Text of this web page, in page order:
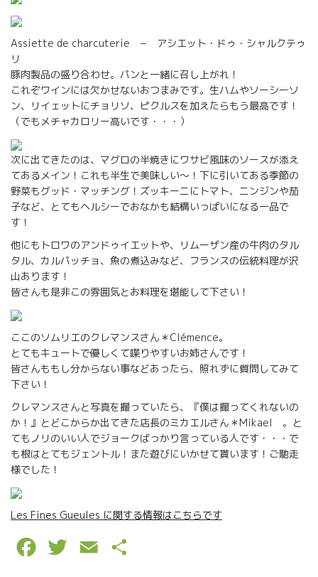
Assiette de charcuterie − アシエット・ドゥ・シャルクテゥ
リ
豚肉製品の盛り合わせ。パンと一緒に召し上がれ！
これぞワインには欠かせないおつまみです。生ハムやソーシーソ
ン、リイェットにチョリソ、ピクルスを加えたらもう最高です！
（でもメチャカロリー高いです・・・）
次に出てきたのは、マグロの半焼きにワサビ風味のソースが添え
てあるメイン！これも半生で美味しい〜！下に引いてある季節の
野菜もグッド・マッチング！ズッキーニにトマト、ニンジンや茄
子など、とてもヘルシーでおなかも結構いっぱいになる一品で
す！
他にもトロワのアンドゥイエットや、リムーザン産の牛肉のタル
タル、カルパッチョ、魚の煮込みなど、フランスの伝統料理が沢
山あります！
皆さんも是非この雰囲気とお料理を堪能して下さい！
ここのソムリエのクレマンスさん＊Clémence。
とてもキュートで優しくて喋りやすいお姉さんです！
皆さんももし分からない事などあったら、照れずに質問してみて
下さい！
クレマンスさんと写真を撮っていたら、『僕は撮ってくれないの
か！』とどこからか出てきた店長のミカエルさん＊Mikael 。と
てもノリのいい人でジョークばっかり言っている人です・・・で
も根はとてもジェントル！また遊びにいかせて貰います！ご馳走
様でした！
Les Fines Gueules に関する情報はこちらです